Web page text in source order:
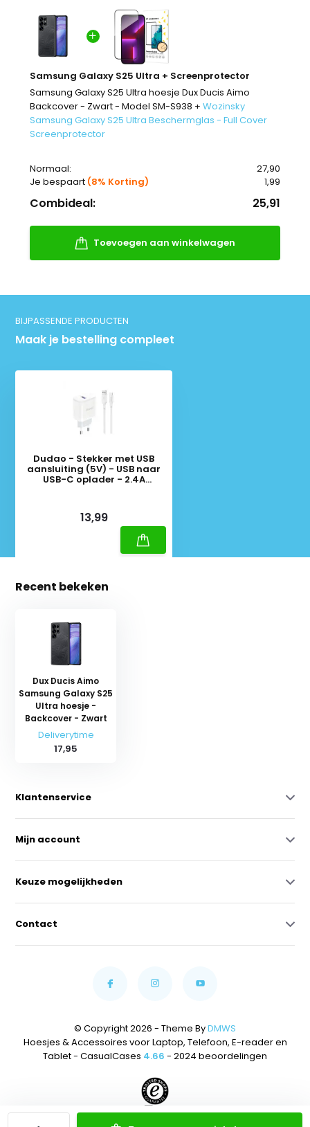
Samsung Galaxy S25 Ultra + Screenprotector
Samsung Galaxy S25 Ultra hoesje Dux Ducis Aimo
Backcover - Zwart - Model SM-S938 + Wozinsky
Samsung Galaxy S25 Ultra Beschermglas - Full Cover
Screenprotector
Normaal:
27,90
Je bespaart (8% Korting) 1,99
Combideal: 25,91
Toevoegen aan winkelwagen
BIJPASSENDE PRODUCTEN
Maak je bestelling compleet
Dudao - Stekker met USB
aansluiting (5V) - USB naar
USB-C oplader - 2.4A
13,99
Recent bekeken
Dux Ducis Aimo
Samsung Galaxy S25
Ultra hoesje -
Backcover - Zwart
Deliverytime
17,95
Klantenservice
Mijn account
Keuze mogelijkheden
Contact
© Copyright 2026 - Theme ByDMWS
Hoesjes & Accessoires voor Laptop, Telefoon, E-reader en
Tablet - CasualCases 4.66 - 2024 beoordelingen